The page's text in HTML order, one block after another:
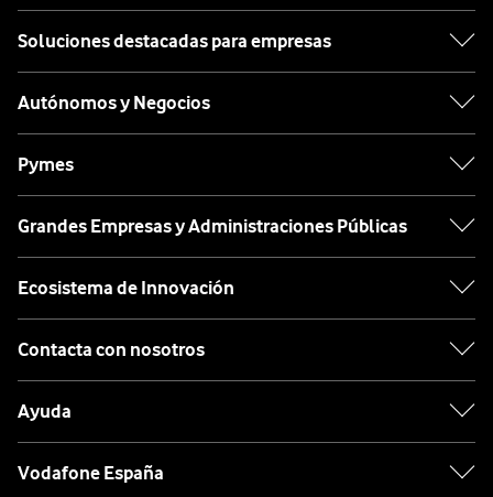
Soluciones destacadas para empresas
Autónomos y Negocios
Pymes
Grandes Empresas y Administraciones Públicas
Ecosistema de Innovación
Contacta con nosotros
Ayuda
Vodafone España